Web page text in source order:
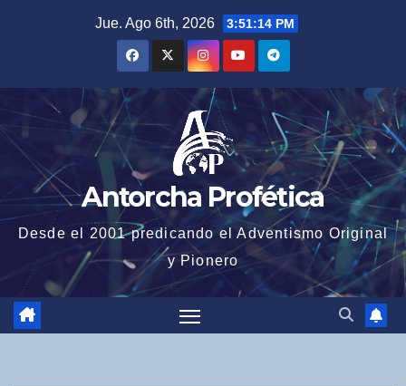
Jue. Ago 6th, 2026 3:51:15 PM
Antorcha Profética
Desde el 2001 predicando el Adventismo Original
y Pionero